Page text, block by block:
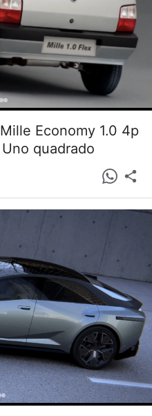
Economy 1.0 4p
quadrado